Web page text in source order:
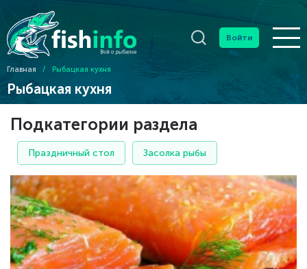
Войти
Главная / Рыбацкая кухня
Рыбацкая кухня
Подкатегории раздела
Праздничный стол Засолка рыбы